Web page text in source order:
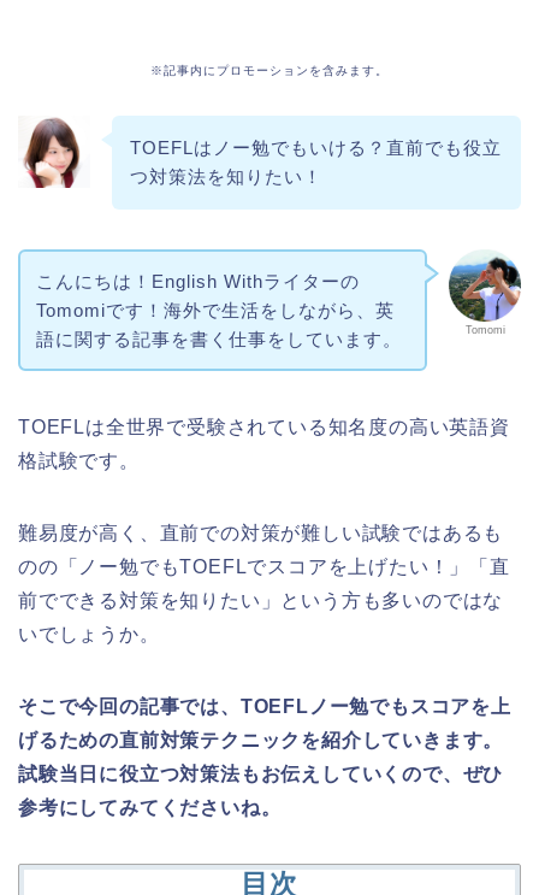
※記事内にプロモーションを含みます。
TOEFLはノー勉でもいける？直前でも役立
つ対策法を知りたい！
Tomomi
こんにちは！English Withライターの
Tomomiです！海外で生活をしながら、英
語に関する記事を書く仕事をしています。
TOEFLは全世界で受験されている知名度の高い英語資
格試験です。
難易度が高く、直前での対策が難しい試験ではあるも
のの「ノー勉でもTOEFLでスコアを上げたい！」「直
前でできる対策を知りたい」という方も多いのではな
いでしょうか。
そこで今回の記事では、TOEFLノー勉でもスコアを上
げるための直前対策テクニックを紹介していきます。
試験当日に役立つ対策法もお伝えしていくので、ぜひ
参考にしてみてくださいね。
目次